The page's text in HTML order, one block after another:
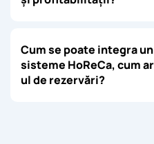
Cum se poate integra
sisteme HoReCa, cum
ul de rezervări?